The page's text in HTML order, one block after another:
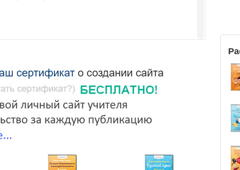
катера 18 км/ч.